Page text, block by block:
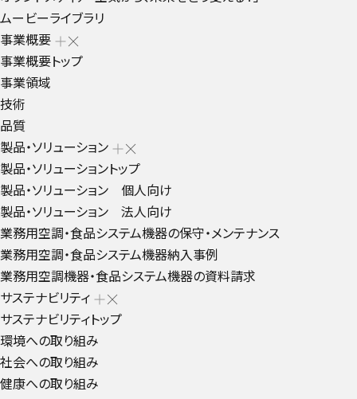
ムービーライブラリ
事業概要
事業概要トップ
事業領域
技術
品質
製品・ソリューション
製品・ソリューショントップ
製品・ソリューション 個人向け
製品・ソリューション 法人向け
業務用空調・食品システム機器の保守・メンテナンス
業務用空調・食品システム機器納入事例
業務用空調機器・食品システム機器の資料請求
サステナビリティ
サステナビリティトップ
環境への取り組み
社会への取り組み
健康への取り組み